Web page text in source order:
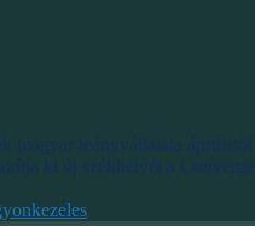
magyar leányvállalata
ki új székhelyét a